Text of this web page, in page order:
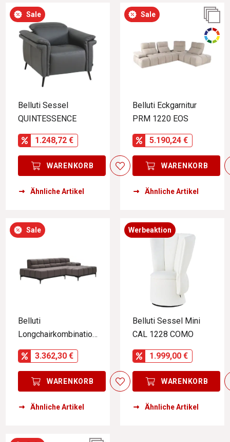
Sale
Belluti Sessel
QUINTESSENCE
1.248,72 €
WARENKORB
Ähnliche Artikel
Sale
Belluti Eckgarnitur
PRM 1220 EOS
5.190,24 €
WARENKORB
Ähnliche Artikel
Sale
Belluti
Longchairkombination
OASIS
3.362,30 €
WARENKORB
Ähnliche Artikel
Werbeaktion
Belluti Sessel Mini
CAL 1228 COMO
1.999,00 €
WARENKORB
Ähnliche Artikel